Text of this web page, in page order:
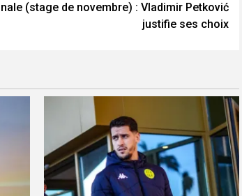
(stage de novembre) : Vladimir Petković
justifie ses choix